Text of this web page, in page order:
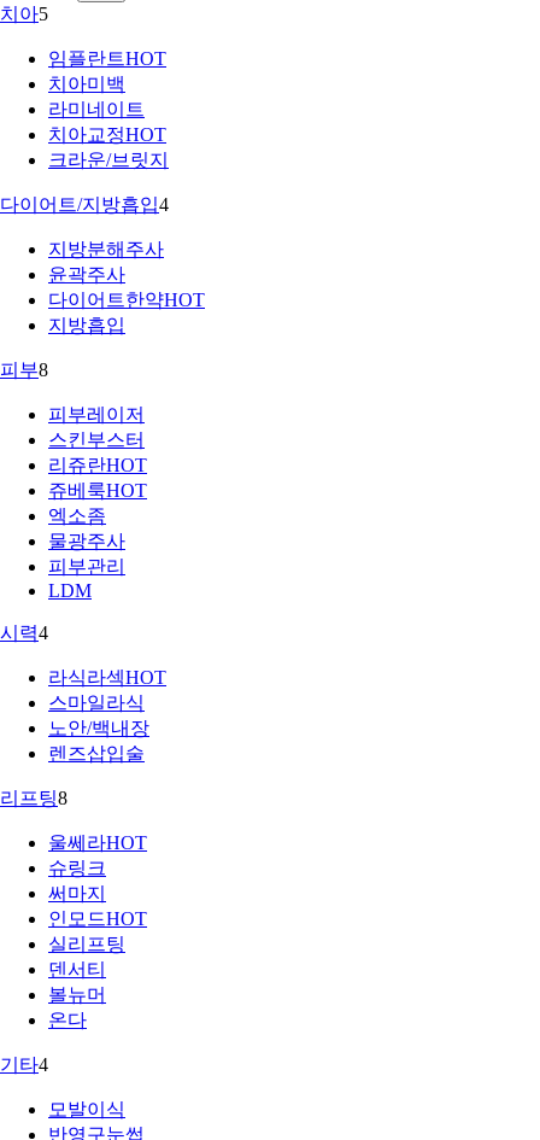
치아5
임플란트HOT
치아미백
라미네이트
치아교정HOT
크라운/브릿지
다이어트/지방흡입4
지방분해주사
윤곽주사
다이어트한약HOT
지방흡입
피부8
피부레이저
스킨부스터
리쥬란HOT
쥬베룩HOT
엑소좀
물광주사
피부관리
LDM
시력4
라식라섹HOT
스마일라식
노안/백내장
렌즈삽입술
리프팅8
울쎄라HOT
슈링크
써마지
인모드HOT
실리프팅
덴서티
볼뉴머
온다
기타4
모발이식
반영구눈썹